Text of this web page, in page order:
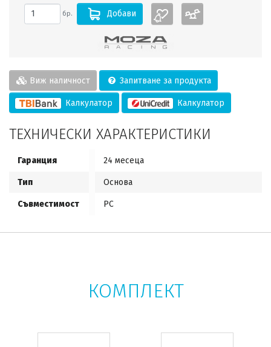
бр. Добави
Виж наличност Запитване за продукта
Калкулатор Калкулатор
ТЕХНИЧЕСКИ ХАРАКТЕРИСТИКИ
Гаранция 24 месеца
Тип Основа
Съвместимост PC
КОМПЛЕКТ